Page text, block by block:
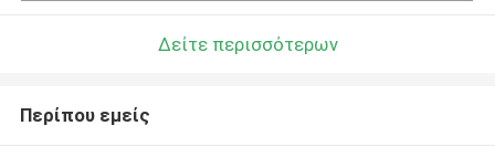
Δείτε περισσότερων
Περίπου εμείς